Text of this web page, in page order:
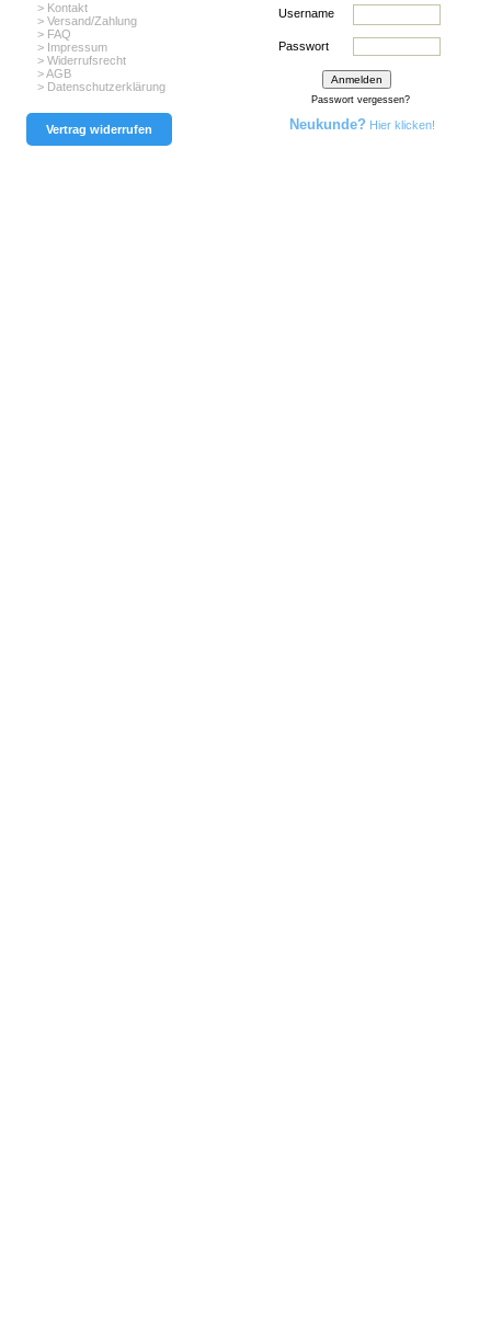
> Kontakt
> Versand/Zahlung
> FAQ
> Impressum
> Widerrufsrecht
> AGB
> Datenschutzerklärung
Vertrag widerrufen
Username
Passwort
Passwort vergessen?
Neukunde? Hier klicken!